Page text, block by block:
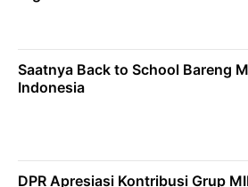
Saatnya Back to School Bareng
Indonesia
DPR Apresiasi Kontribusi Grup